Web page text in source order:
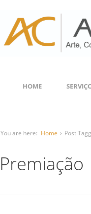
HOME
You are here: Home › Post
Premiação